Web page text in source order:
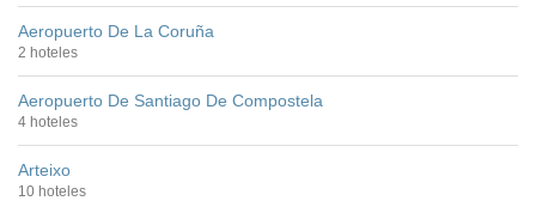
Aeropuerto De La Coruña
2 hoteles
Aeropuerto De Santiago De Compostela
4 hoteles
Arteixo
10 hoteles